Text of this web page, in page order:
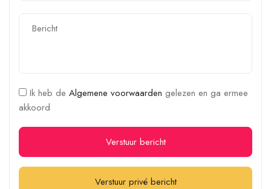
Ik heb de Algemene voorwaarden gelezen en ga ermee
akkoord
Verstuur bericht
Verstuur privé bericht